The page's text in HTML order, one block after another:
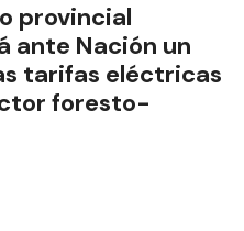
provincial
ante Nación un
tarifas eléctricas
foresto-